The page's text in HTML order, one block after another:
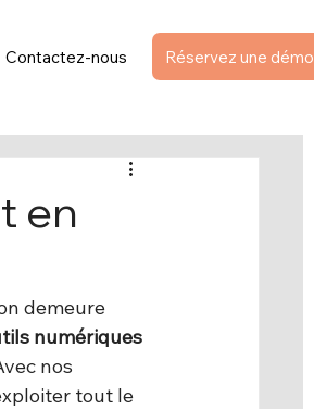
Contactez-nous Réservez une démo
en
demeure
numériques
nos
tout le